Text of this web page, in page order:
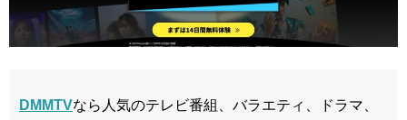
DMMTVなら人気のテレビ番組、バラエティ、ドラマ、